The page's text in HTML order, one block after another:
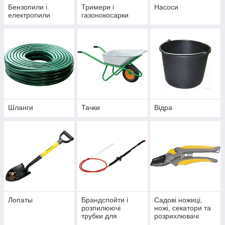
З
Обприскувачі для саду і городу
В наявності ручні, акумуляторні,
Бензопили і
електропили
Тримери і
газонокосарки
Насоси
Шланги Тачки Відра
Лопаты
Брандспойти і
розпилюючі
трубки для
Садові ножиці,
ножі, секатори та
розрихлювачі